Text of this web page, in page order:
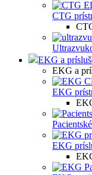
CTG
EKG a
EKG a
EKG
EKG